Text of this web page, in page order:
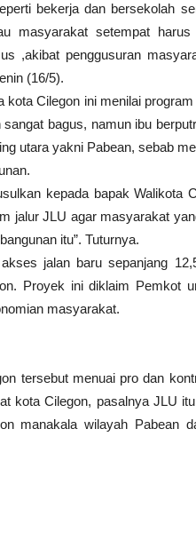
bekerja dan bersekolah
masyarakat setempat harus
,akibat penggusuran
(16/5).
Cilegon ini menilai
bagus, namun ibu
utara yakni Pabean, sebab
kepada bapak Walikota
jalur JLU agar masyarakat
itu”. Tuturnya.
jalan baru sepanjang
Proyek ini diklaim Pemkot
masyarakat.
tersebut menuai pro dan
kota Cilegon, pasalnya JLU
manakala wilayah Pabean